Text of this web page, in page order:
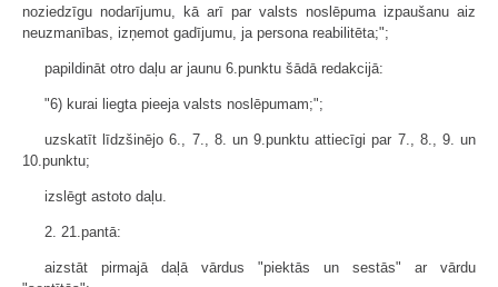
noziedzīgu nodarījumu, kā arī par valsts noslēpuma izpaušanu aiz
neuzmanības, izņemot gadījumu, ja persona reabilitēta;";
papildināt otro daļu ar jaunu 6.punktu šādā redakcijā:
"6) kurai liegta pieeja valsts noslēpumam;";
uzskatīt līdzšinējo 6., 7., 8. un 9.punktu attiecīgi par 7., 8., 9. un
10.punktu;
izslēgt astoto daļu.
2. 21.pantā:
aizstāt pirmajā daļā vārdus "piektās un sestās" ar vārdu